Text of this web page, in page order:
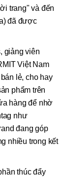
trang" và đến
đã được
giảng viên
Việt Nam
lẻ, cho hay
phẩm trên
hàng để nhờ
như
đang góp
nhiều trong kết
thúc đẩy